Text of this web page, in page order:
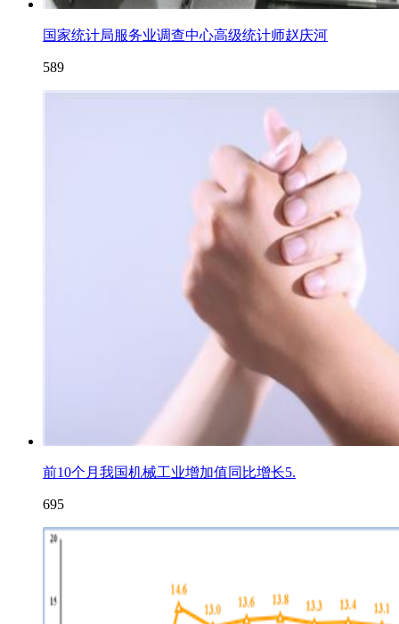
国家统计局服务业调查中心高级统计师赵庆河
589
前10个月我国机械工业增加值同比增长5.
695